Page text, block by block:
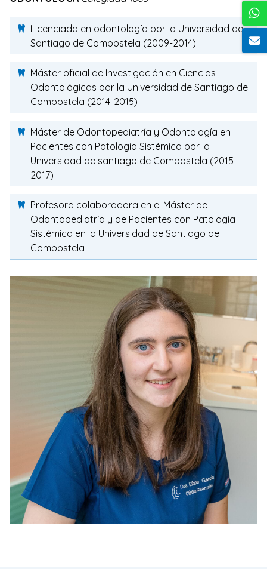
Licenciada en odontología por la Universidad de
Santiago de Compostela (2009-2014)
Máster oficial de Investigación en Ciencias
Odontológicas por la Universidad de Santiago de
Compostela (2014-2015)
Máster de Odontopediatría y Odontología en
Pacientes con Patología Sistémica por la
Universidad de santiago de Compostela (2015-
2017)
Profesora colaboradora en el Máster de
Odontopediatría y de Pacientes con Patología
Sistémica en la Universidad de Santiago de
Compostela